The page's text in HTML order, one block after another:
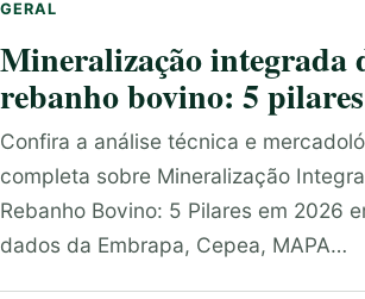
GERAL
Mineralização integrada
rebanho bovino: 5
Confira a análise técnica e
completa sobre Mineralização
Rebanho Bovino: 5 Pilares em 2026
dados da Embrapa, Cepea, MAPA…